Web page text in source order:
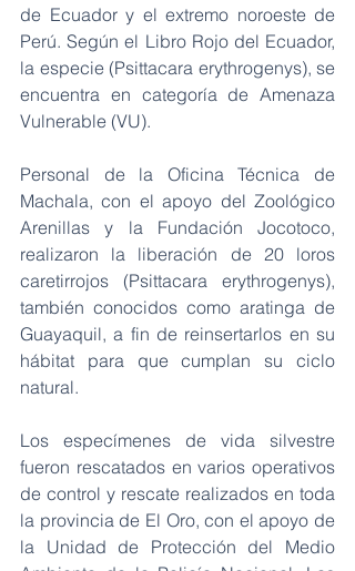
de Ecuador y el extremo noroeste de
Perú. Según el Libro Rojo del Ecuador,
la especie (Psittacara erythrogenys), se
encuentra en categoría de Amenaza
Vulnerable (VU).
Personal de la Oficina Técnica de
Machala, con el apoyo del Zoológico
Arenillas y la Fundación Jocotoco,
realizaron la liberación de 20 loros
caretirrojos (Psittacara erythrogenys),
también conocidos como aratinga de
Guayaquil, a fin de reinsertarlos en su
hábitat para que cumplan su ciclo
natural.
Los especímenes de vida silvestre
fueron rescatados en varios operativos
de control y rescate realizados en toda
la provincia de El Oro, con el apoyo de
la Unidad de Protección del Medio